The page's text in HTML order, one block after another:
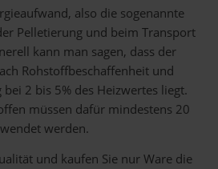
also die sogenannte
Pelletierung und beim Transport
kann man sagen, dass der
Rohstoffbeschaffenheit und
2 bis 5% des Heizwertes liegt.
müssen dafür mindestens 20
werden.
und kaufen Sie nur Ware die